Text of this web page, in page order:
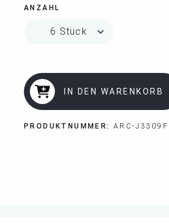
ANZAHL
IN DEN WARENKORB
PRODUKTNUMMER: ARC-J3309F